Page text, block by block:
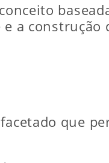
a construção
que